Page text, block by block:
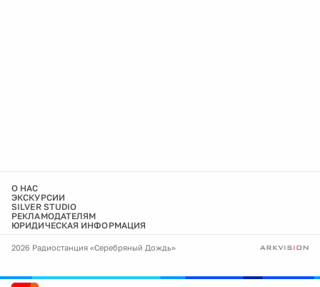
О НАС
ЭКСКУРСИИ
SILVER STUDIO
РЕКЛАМОДАТЕЛЯМ
ЮРИДИЧЕСКАЯ ИНФОРМАЦИЯ
2026 Радиостанция «Серебряный Дождь»